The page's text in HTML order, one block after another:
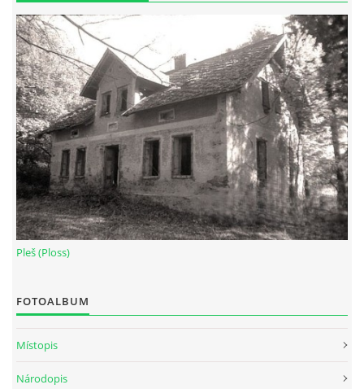
Pleš (Ploss)
FOTOALBUM
Místopis
Národopis